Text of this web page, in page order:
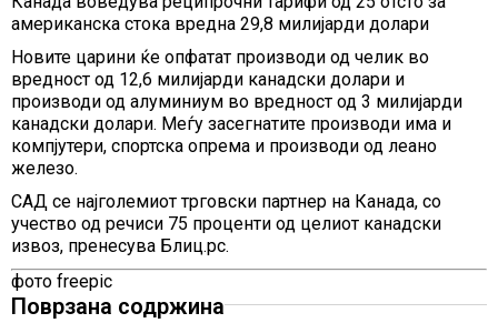
американска стока вредна 29,8 милијарди долари
Новите царини ќе опфатат производи од челик во
вредност од 12,6 милијарди канадски долари и
производи од алуминиум во вредност од 3 милијарди
канадски долари. Меѓу засегнатите производи има и
компјутери, спортска опрема и производи од леано
железо.
САД се најголемиот трговски партнер на Канада, со
учество од речиси 75 проценти од целиот канадски
извоз, пренесува Блиц.рс.
фото freepic
Поврзана содржина